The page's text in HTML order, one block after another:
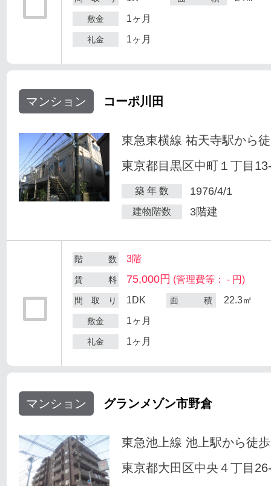
敷金 1ヶ月
礼金 1ヶ月
マンション コーポ川田
東急東横線 祐天寺駅から
東京都目黒区中町１丁目
築 年 数 1976/4/1
建物階数 3階建
階 数 3階
賃 料 75,000円 (管理費等： - 円)
間 取 り 1DK 面 積 22.3㎡
敷金 1ヶ月
礼金 1ヶ月
マンション グランメゾン市野倉
東急池上線 池上駅から徒
東京都大田区中央４丁目